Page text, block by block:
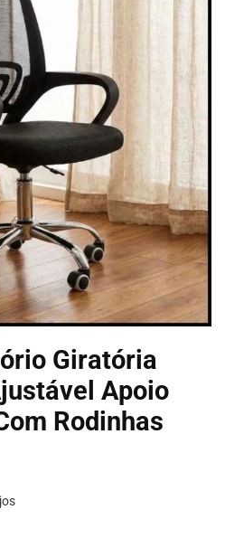
Giratória
Apoio
Rodinhas